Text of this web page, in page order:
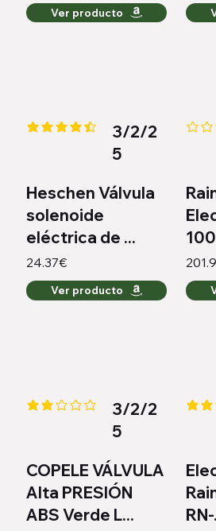
Ver producto
la calificación promedio es 4.3 de 5
3/2/2
5
Heschen Válvula
solenoide
eléctrica de ...
24.37€
Ver producto
Aún
la calificación promedio es 2 de 5
3/2/2
5
COPELE VÁLVULA
Alta PRESIÓN
ABS Verde L...
la